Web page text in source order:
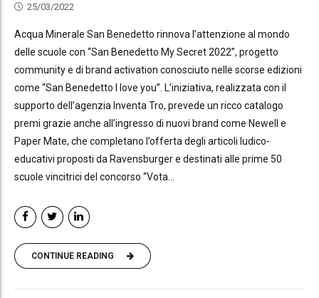
25/03/2022
Acqua Minerale San Benedetto rinnova l’attenzione al mondo
delle scuole con “San Benedetto My Secret 2022”, progetto
community e di brand activation conosciuto nelle scorse edizioni
come “San Benedetto I love you”. L’iniziativa, realizzata con il
supporto dell’agenzia Inventa Tro, prevede un ricco catalogo
premi grazie anche all’ingresso di nuovi brand come Newell e
Paper Mate, che completano l’offerta degli articoli ludico-
educativi proposti da Ravensburger e destinati alle prime 50
scuole vincitrici del concorso “Vota...
CONTINUE READING